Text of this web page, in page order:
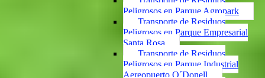
Peligrosos en Parque Agropark
Transporte de Residuos
Peligrosos en Parque Empresarial
Santa Rosa
Transporte de Residuos
Peligrosos en Parque Industrial
Aereopuerto O´Donell